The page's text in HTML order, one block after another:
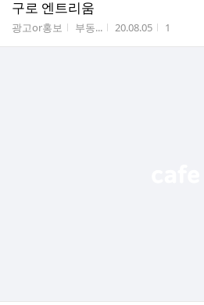
구로 엔트리움
게시판명
광고or홍보 작성자
부동... 작성시간
20.08.05 조회수
1